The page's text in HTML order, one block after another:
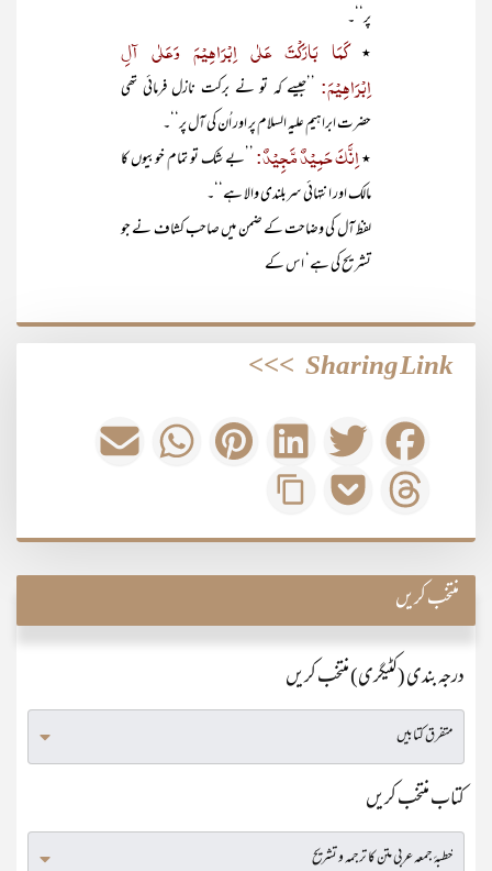
پر‘‘۔
٭کَمَا بَارَکْتَ عَلٰی اِبْرَاہِیْمَ وَعَلٰی آلِ
اِبْرَاہِیْمَ: ’’جیسے کہ تو نے برکت نازل فرمائی تھی
حضرت ابراہیم علیہ السلام پر اور اُن کی آل پر‘‘۔
٭اِنَّکَ حَمِیْدٌ مَّجِیْدٌ: ’’بے شک تو تمام خوبیوں کا
مالک اور انتہائی سربلندی والا ہے‘‘۔
لفظ آل کی وضاحت کے ضمن میں صاحب کشاف نے جو
تشریح کی ہے‘ اس کے
Sharing Link
>>>
منتخب کریں
درجہ بندی (کٹیگری) منتخب کریں
کتاب منتخب کریں